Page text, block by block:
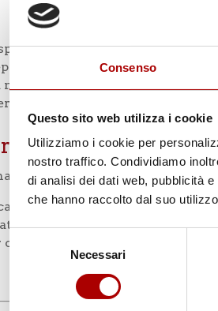
Consenso
Questo sito web utilizza i cookie
Utilizziamo i cookie per
nostro traffico. Condividiamo
di analisi dei dati web, pubblicità
che hanno raccolto dal suo
Necessari
alla creatività, quando si
per quanto gustose
controvoglia. Oggi,
la cottura. Vuoi scoprire come
cos’è?
le carni bianche
No di certo: bastano pochi
solitamente è composta da
ottenere un colore ambrato e un